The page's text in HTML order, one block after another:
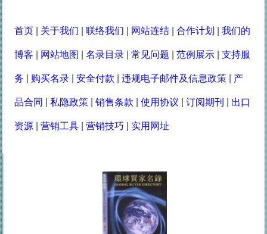
首页 关于我们 |联络我们 网站连结 |合作计划 |我们的
博客 网站地图 |名录目录 |常见问题 |范例展示 |支持服
务 购买名录 |安全付款 |违规电子邮件及信息政策 产
品合同 |私隐政策 |销售条款 |使用协议 |订阅期刊 出口
资源 |营销工具 |营销技巧 实用网址